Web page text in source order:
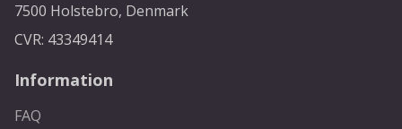
7500 Holstebro, Denmark
CVR: 43349414
Information
FAQ